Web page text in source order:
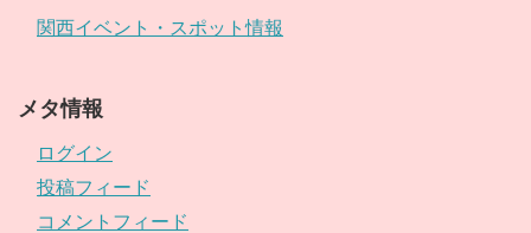
関西イベント・スポット情報
メタ情報
ログイン
投稿フィード
コメントフィード